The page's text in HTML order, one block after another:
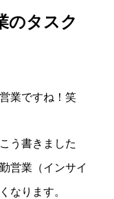
のタスク
業ですね！笑
う書きました
営業（インサイ
なります。